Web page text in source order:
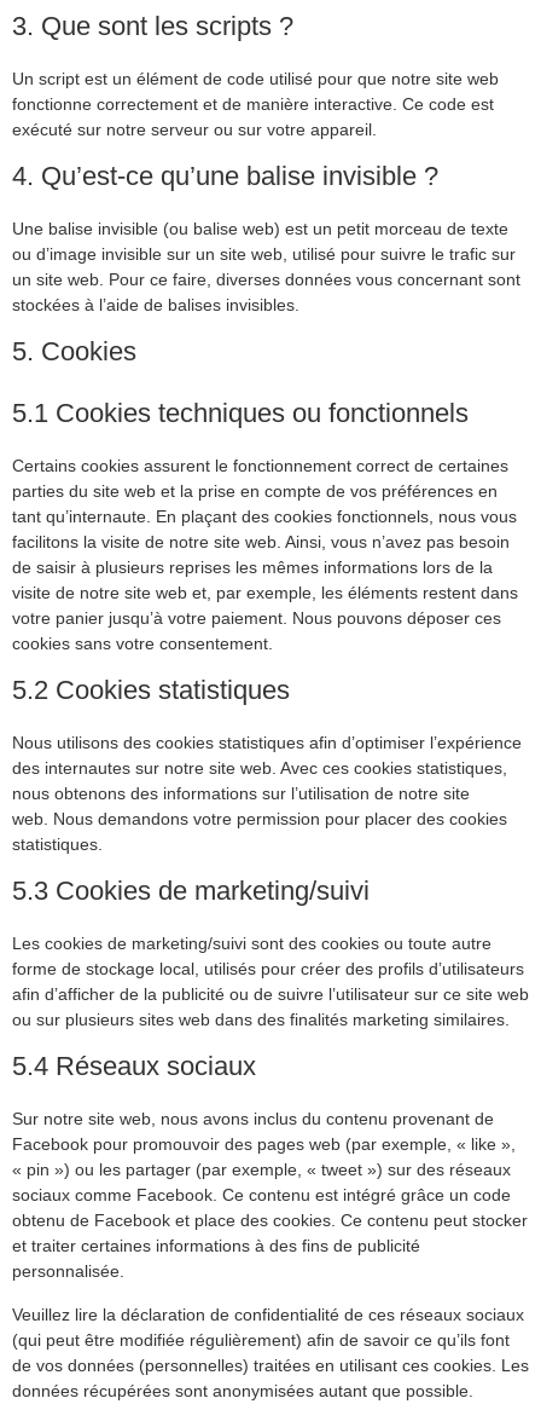
3. Que sont les scripts ?
Un script est un élément de code utilisé pour que notre site web
fonctionne correctement et de manière interactive. Ce code est
exécuté sur notre serveur ou sur votre appareil.
4. Qu’est-ce qu’une balise invisible ?
Une balise invisible (ou balise web) est un petit morceau de texte
ou d’image invisible sur un site web, utilisé pour suivre le trafic sur
un site web. Pour ce faire, diverses données vous concernant sont
stockées à l’aide de balises invisibles.
5. Cookies
5.1 Cookies techniques ou fonctionnels
Certains cookies assurent le fonctionnement correct de certaines
parties du site web et la prise en compte de vos préférences en
tant qu’internaute. En plaçant des cookies fonctionnels, nous vous
facilitons la visite de notre site web. Ainsi, vous n’avez pas besoin
de saisir à plusieurs reprises les mêmes informations lors de la
visite de notre site web et, par exemple, les éléments restent dans
votre panier jusqu’à votre paiement. Nous pouvons déposer ces
cookies sans votre consentement.
5.2 Cookies statistiques
Nous utilisons des cookies statistiques afin d’optimiser l’expérience
des internautes sur notre site web. Avec ces cookies statistiques,
nous obtenons des informations sur l’utilisation de notre site
web. Nous demandons votre permission pour placer des cookies
statistiques.
5.3 Cookies de marketing/suivi
Les cookies de marketing/suivi sont des cookies ou toute autre
forme de stockage local, utilisés pour créer des profils d’utilisateurs
afin d’afficher de la publicité ou de suivre l’utilisateur sur ce site web
ou sur plusieurs sites web dans des finalités marketing similaires.
5.4 Réseaux sociaux
Sur notre site web, nous avons inclus du contenu provenant de
Facebook pour promouvoir des pages web (par exemple, « like »,
« pin ») ou les partager (par exemple, « tweet ») sur des réseaux
sociaux comme Facebook. Ce contenu est intégré grâce un code
obtenu de Facebook et place des cookies. Ce contenu peut stocker
et traiter certaines informations à des fins de publicité
personnalisée.
Veuillez lire la déclaration de confidentialité de ces réseaux sociaux
(qui peut être modifiée régulièrement) afin de savoir ce qu’ils font
de vos données (personnelles) traitées en utilisant ces cookies. Les
données récupérées sont anonymisées autant que possible.